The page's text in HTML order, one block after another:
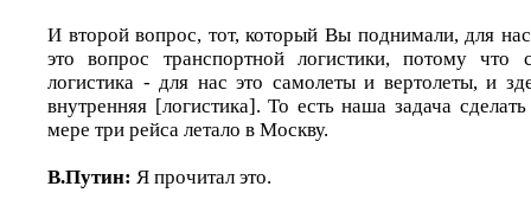
И второй вопрос, тот, который Вы поднимали, для
это вопрос транспортной логистики, потому что
логистика - для нас это самолеты и вертолеты, и
внутренняя [логистика]. То есть наша задача
мере три рейса летало в Москву.
В.Путин: Я прочитал это.